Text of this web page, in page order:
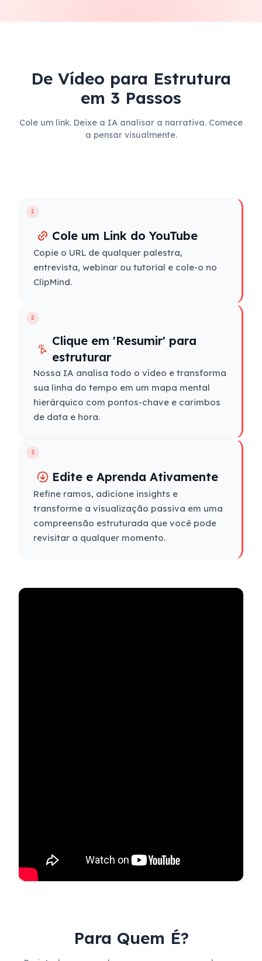
De Vídeo para Estrutura
em 3 Passos
Cole um link. Deixe a IA analisar a narrativa. Comece
a pensar visualmente.
1
Cole um Link do YouTube
Copie o URL de qualquer palestra,
entrevista, webinar ou tutorial e cole-o no
ClipMind.
2
Clique em 'Resumir' para
estruturar
Nossa IA analisa todo o vídeo e transforma
sua linha do tempo em um mapa mental
hierárquico com pontos-chave e carimbos
de data e hora.
3
Edite e Aprenda Ativamente
Refine ramos, adicione insights e
transforme a visualização passiva em uma
compreensão estruturada que você pode
revisitar a qualquer momento.
Para Quem É?